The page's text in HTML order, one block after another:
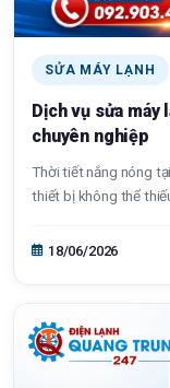
SỬA MÁY LẠNH
Dịch vụ sửa máy
chuyên nghiệp
Thời tiết nắng nóng
thiết bị không thể
18/06/2026